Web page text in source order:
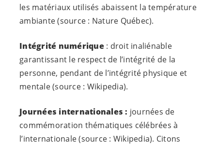
les matériaux utilisés abaissent la température
ambiante (source : Nature Québec).
Intégrité numérique: droit inaliénable
garantissant le respect de l’intégrité de la
personne, pendant de l’intégrité physique et
mentale (source : Wikipedia).
Journées internationales : journées de
commémoration thématiques célébrées à
l’internationale (source : Wikipedia). Citons